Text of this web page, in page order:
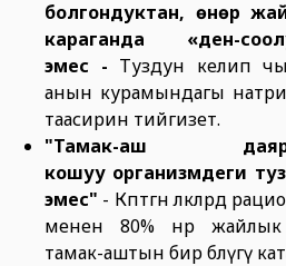
болгондуктан, өнөр
караганда «ден-
эмес - Туздун келип
анын курамындагы
таасирин тийгизет.
"Тамак-аш
кошуу организмдеги
эмес" - Көптөгөн өлкөлөрдө
менен 80% өнөр
тамак-аштын бир бөлүгү